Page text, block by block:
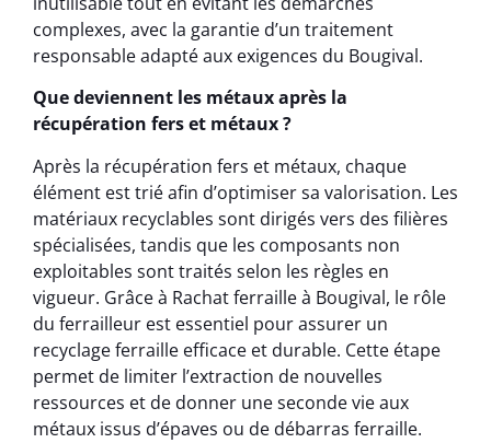
complexes, avec la garantie d’un traitement
responsable adapté aux exigences du Bougival.
Que deviennent les métaux après la
récupération fers et métaux ?
Après la récupération fers et métaux, chaque
élément est trié afin d’optimiser sa valorisation. Les
matériaux recyclables sont dirigés vers des filières
spécialisées, tandis que les composants non
exploitables sont traités selon les règles en
vigueur. Grâce à Rachat ferraille à Bougival, le rôle
du ferrailleur est essentiel pour assurer un
recyclage ferraille efficace et durable. Cette étape
permet de limiter l’extraction de nouvelles
ressources et de donner une seconde vie aux
métaux issus d’épaves ou de débarras ferraille.